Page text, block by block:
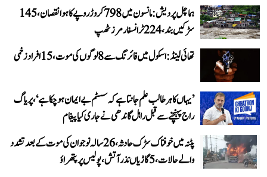
ہماچل پردیش: مانسون میں 798 کروڑ روپے کا ہوا نقصان، 145
سڑکیں بند، 224 ٹرانسفارمرز ٹھپ
تھائی لینڈ: اسکول میں فائرنگ سے 8 لوگوں کی موت، 15 افراد زخمی
’یہاں کا ہر طالب علم جانتا ہے کہ سسٹم بے ایمان ہو چکا ہے‘، پریاگ
راج پہنچنے سے قبل راہل گاندھی نے جاری کیا پیغام
پٹنہ میں خوفناک سڑک حادثہ، 26 سالہ نوجوان کی موت کے بعد تشدد
والے حالات، 5 گاڑیاں نذر آتش، پولیس پر پتھراؤ